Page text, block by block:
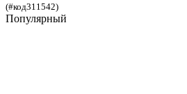
(#код311542)
Популярный